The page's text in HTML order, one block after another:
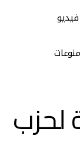
فيديو
منوعات
لحزب